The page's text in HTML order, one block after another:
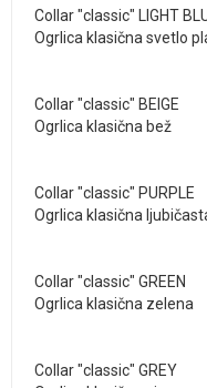
Collar "classic"
Ogrlica klasična svetlo
Collar "classic"
Ogrlica klasična bež
Collar "classic"
Ogrlica klasična
Collar "classic"
Ogrlica klasična zelena
Collar "classic"